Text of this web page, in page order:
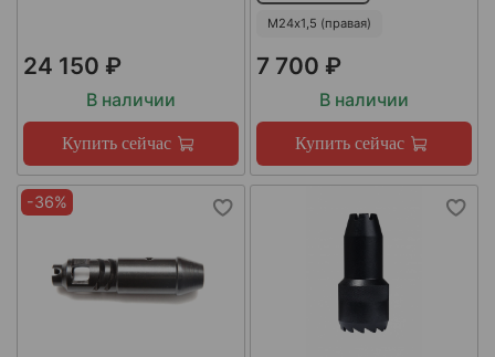
24 150 ₽
В наличии
Купить сейчас
М24х1,5 (правая)
7 700 ₽
В наличии
Купить сейчас
-36%